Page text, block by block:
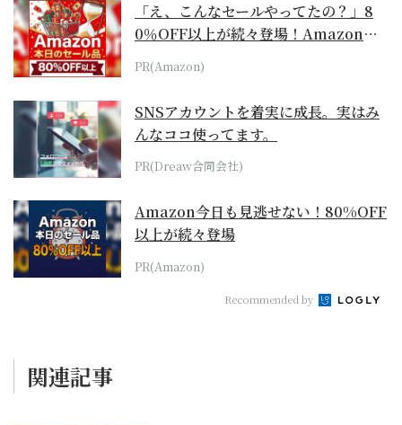
「え、こんなセールやってたの？」8
0％OFF以上が続々登場！Amazonの
本気が...
PR(Amazon)
SNSアカウントを着実に成長。実はみ
んなココ使ってます。
PR(Dreaw合同会社)
Amazon今日も見逃せない！80%OFF
以上が続々登場
PR(Amazon)
Recommended by
関連記事